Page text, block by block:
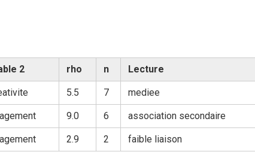
2 rho n Lecture
5.5 7 mediee
9.0 6 association secondaire
2.9 2 faible liaison